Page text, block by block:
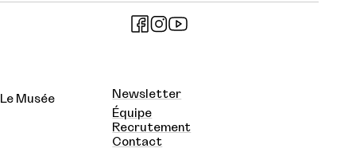
Le Musée
Newsletter
Équipe
Recrutement
Contact